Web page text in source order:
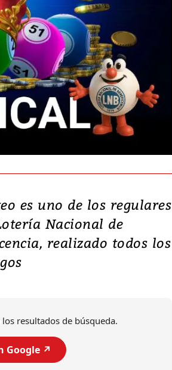
es uno de los regulares
Nacional de
realizado todos los
resultados de búsqueda.
Google ↗️
Un fuerte terremoto de magnitud
7,1 se registró este martes 28 de
julio en la prefectura de Kumamoto,
emergencia de gran...